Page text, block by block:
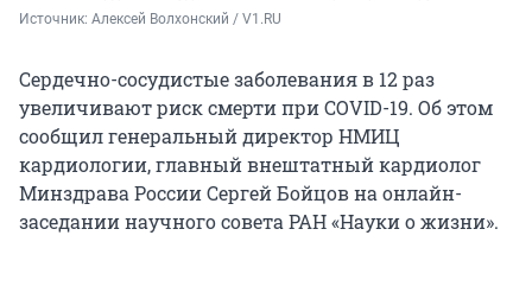
Источник: Алексей Волхонский / V1.RU
Сердечно-сосудистые заболевания в 12 раз
увеличивают риск смерти при COVID-19. Об этом
сообщил генеральный директор НМИЦ
кардиологии, главный внештатный кардиолог
Минздрава России Сергей Бойцов на онлайн-
заседании научного совета РАН «Науки о жизни».